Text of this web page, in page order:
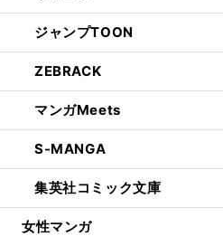
ジャンプTOON
ZEBRACK
マンガMeets
S-MANGA
集英社コミック文庫
女性マンガ